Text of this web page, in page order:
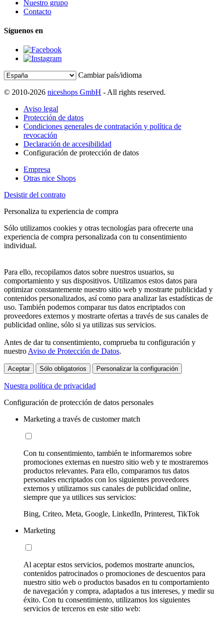
Nuestro grupo
Contacto
Síguenos en
Cambiar país/idioma
© 2010-2026 niceshops GmbH - All rights reserved.
Aviso legal
Protección de datos
Condiciones generales de contratación y política de
revocación
Declaración de accesibilidad
Configuración de protección de datos
Empresa
Otras nice Shops
Desistir del contrato
Personaliza tu experiencia de compra
Sólo utilizamos cookies y otras tecnologías para ofrecerte una
experiencia de compra personalizada con tu consentimiento
individual.
Para ello, recopilamos datos sobre nuestros usuarios, su
comportamiento y sus dispositivos. Utilizamos estos datos para
optimizar constantemente nuestro sitio web y mostrarte publicidad y
contenidos personalizados, así como para analizar las estadísticas de
uso. También podemos comparar tus datos encriptados con
proveedores externos y mostrarte ofertas a través de sus canales de
publicidad online, sólo si ya utilizas sus servicios.
Antes de dar tu consentimiento, comprueba tu configuración y
nuestro Aviso de Protección de Datos.
Aceptar Sólo obligatorios Personalizar la configuración
Nuestra política de privacidad
Configuración de protección de datos personales
Marketing a través de customer match
Con tu consentimiento, también te informaremos sobre
promociones externas en nuestro sitio web y te mostraremos
productos relevantes. Para ello, comparamos tus datos
personales encriptados con los siguientes proveedores
externos y utilizamos sus canales de publicidad online,
siempre que ya utilices sus servicios:
Bing, Criteo, Meta, Google, LinkedIn, Printerest, TikTok
Marketing
Al aceptar estos servicios, podemos mostrarte anuncios,
contenidos patrocinados o promociones de descuentos para
nuestro sitio web o productos basados en tu comportamiento
de navegación y compra, adaptados a tus intereses, y medir su
éxito. Con tu consentimiento, utilizamos los siguientes
servicios de terceros en este sitio web: